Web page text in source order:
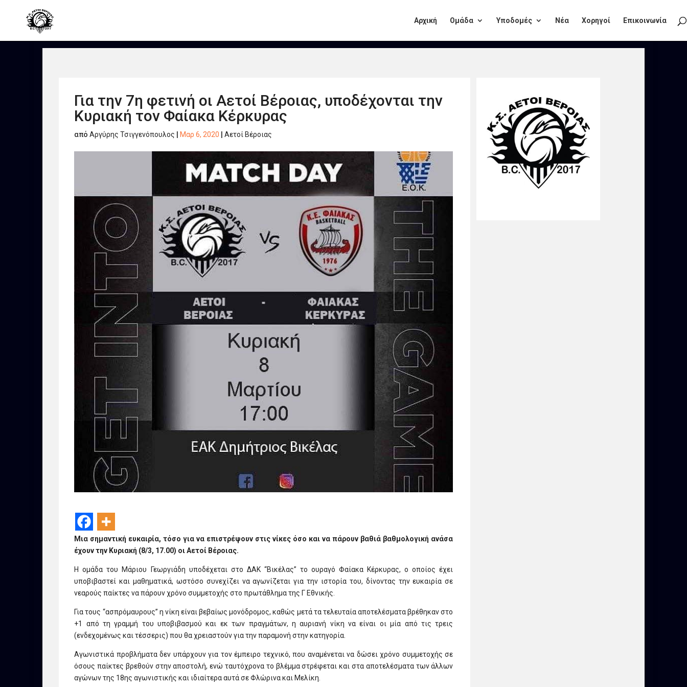
Αρχική Ομάδα Υποδομές Νέα Χορηγοί Επικοινωνία
Για την 7η φετινή οι Αετοί Βέροιας, υποδέχονται την
Κυριακή τον Φαίακα Κέρκυρας
απόΑργύρης Τσιγγενόπουλος Μαρ 6, 2020 |Αετοί Βέροιας
Μια σημαντική ευκαιρία, τόσο για να επιστρέψουν στις νίκες όσο και να πάρουν βαθιά βαθμολογική ανάσα
έχουν την Κυριακή (8/3, 17.00) οι Αετοί Βέροιας.
Η ομάδα του Μάριου Γεωργιάδη υποδέχεται στο ΔΑΚ “Βικέλας” το ουραγό Φαίακα Κέρκυρας, ο οποίος έχει
υποβιβαστεί και μαθηματικά, ωστόσο συνεχίζει να αγωνίζεται για την ιστορία του, δίνοντας την ευκαιρία σε
νεαρούς παίκτες να πάρουν χρόνο συμμετοχής στο πρωτάθλημα της Γ Εθνικής.
Για τους “ασπρόμαυρους” η νίκη είναι βεβαίως μονόδρομος, καθώς μετά τα τελευταία αποτελέσματα βρέθηκαν στο
+1 από τη γραμμή του υποβιβασμού και εκ των πραγμάτων, η αυριανή νίκη να είναι οι μία από τις τρεις
(ενδεχομένως και τέσσερις) που θα χρειαστούν για την παραμονή στην κατηγορία.
Αγωνιστικά προβλήματα δεν υπάρχουν για τον έμπειρο τεχνικό, που αναμένεται να δώσει χρόνο συμμετοχής σε
όσους παίκτες βρεθούν στην αποστολή, ενώ ταυτόχρονα το βλέμμα στρέφεται και στα αποτελέσματα των άλλων
αγώνων της 18ης αγωνιστικής και ιδιαίτερα αυτά σε Φλώρινα και Μελίκη.